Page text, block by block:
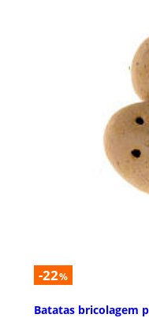
-22%
Batatas bricolagem